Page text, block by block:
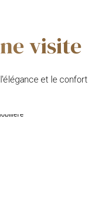
visite
et le confort